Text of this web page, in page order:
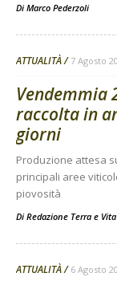
Di Marco Pederzoli
ATTUALITÀ 7 Agosto
Vendemmia
raccolta in
giorni
Produzione attesa
principali aree
piovosità
Di Redazione Terra e Vita
ATTUALITÀ 6 Agosto